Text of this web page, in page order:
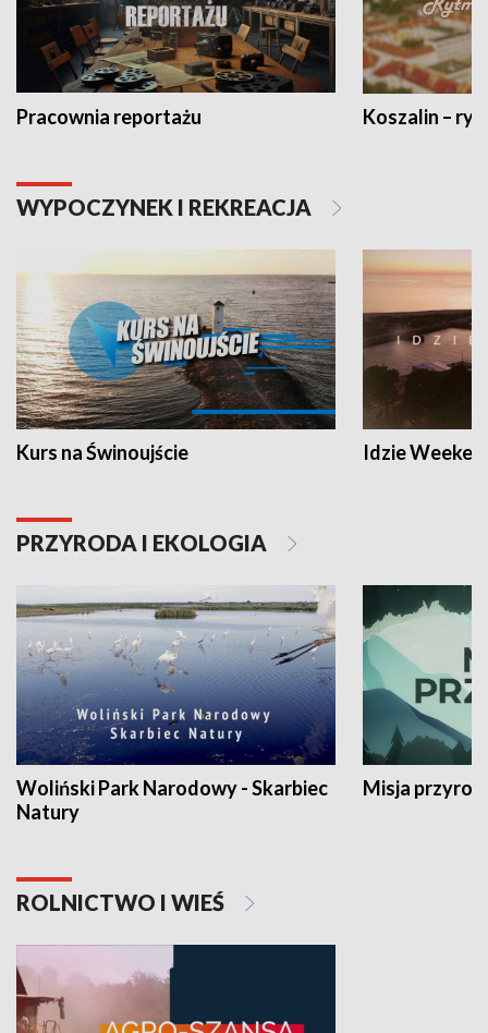
Pracownia reportażu Koszalin –
WYPOCZYNEK I REKREACJA
Kurs na Świnoujście Idzie
PRZYRODA I EKOLOGIA
Woliński Park Narodowy - Skarbiec
Natury
Misja
ROLNICTWO I WIEŚ